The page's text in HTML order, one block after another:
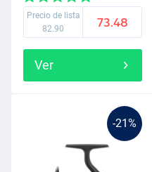
Precio de lista
82.90
73.48
Ver
-21%